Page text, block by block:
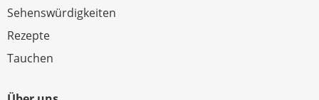
Sehenswürdigkeiten
Rezepte
Tauchen